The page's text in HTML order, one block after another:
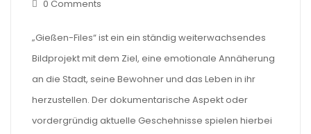
0 Comments
„Gießen-Files“ ist ein ein ständig weiterwachsendes
Bildprojekt mit dem Ziel, eine emotionale Annäherung
an die Stadt, seine Bewohner und das Leben in ihr
herzustellen. Der dokumentarische Aspekt oder
vordergründig aktuelle Geschehnisse spielen hierbei